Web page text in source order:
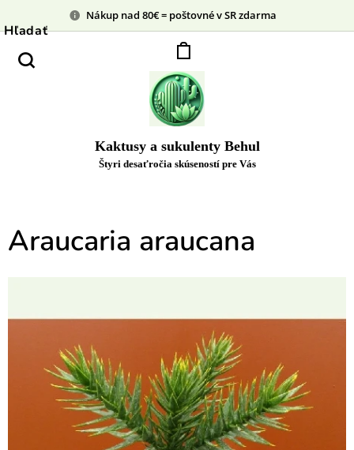
Nákup nad 80€ = poštovné v SR zdarma
Kaktusy a sukulenty Behul
Štyri desaťročia skúseností pre Vás
Hľadať
Araucaria araucana